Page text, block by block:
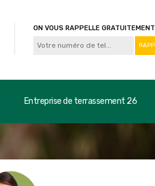
ON VOUS RAPPELLE GRATUITEMENT
Entreprise de terrassement 26